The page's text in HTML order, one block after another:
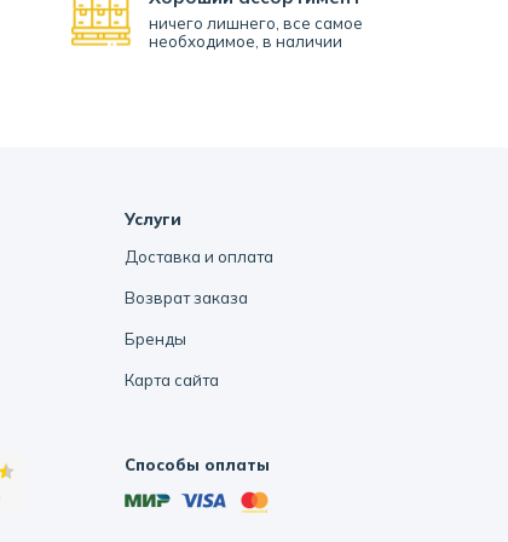
ничего лишнего, все самое
необходимое, в наличии
Услуги
Доставка и оплата
Возврат заказа
Бренды
Карта сайта
Способы оплаты